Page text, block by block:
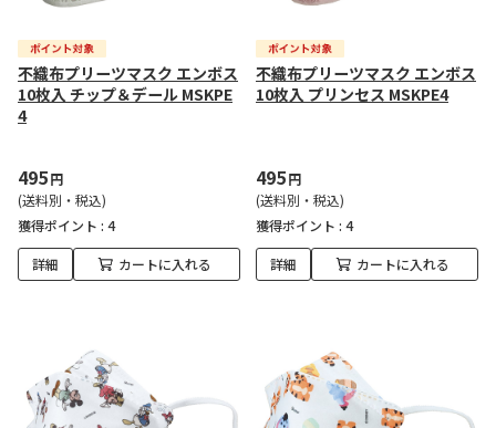
不織布プリーツマスク エンボス
10枚入 チップ＆デール MSKPE
4
495円
(送料別・税込)
獲得ポイント : 4
詳細 カートに入れる
不織布プリーツマスク エンボス
10枚入 プリンセス MSKPE4
495円
(送料別・税込)
獲得ポイント : 4
詳細 カートに入れる